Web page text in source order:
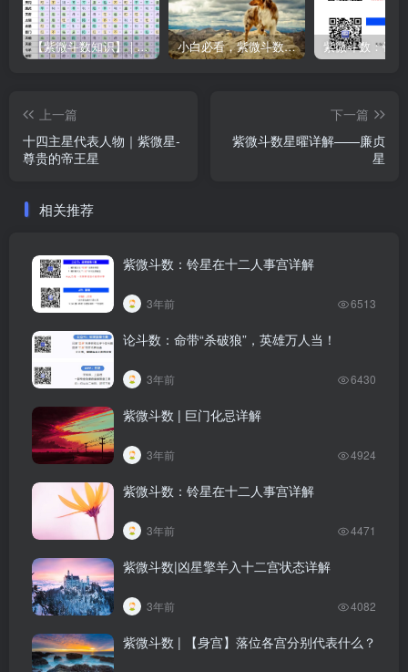
【紫微斗数知识】 | “庙旺得利平不陷”的含义 小白必看，紫微斗数入门书籍推荐！
上一篇
十四主星代表人物｜紫微星-
尊贵的帝王星
下一篇
紫微斗数星曜详解——廉贞
星
相关推荐
紫微斗数：铃星在十二人事宫详解
3年前 6513
论斗数：命带“杀破狼”，英雄万人当！
3年前 6430
紫微斗数 | 巨门化忌详解
3年前 4924
紫微斗数：铃星在十二人事宫详解
3年前 4471
紫微斗数|凶星擎羊入十二宫状态详解​
3年前 4082
紫微斗数 | 【身宫】落位各宫分别代表什么？